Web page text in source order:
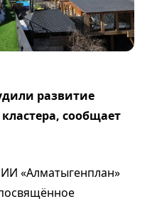
развитие
сообщает
«Алматыгенплан»